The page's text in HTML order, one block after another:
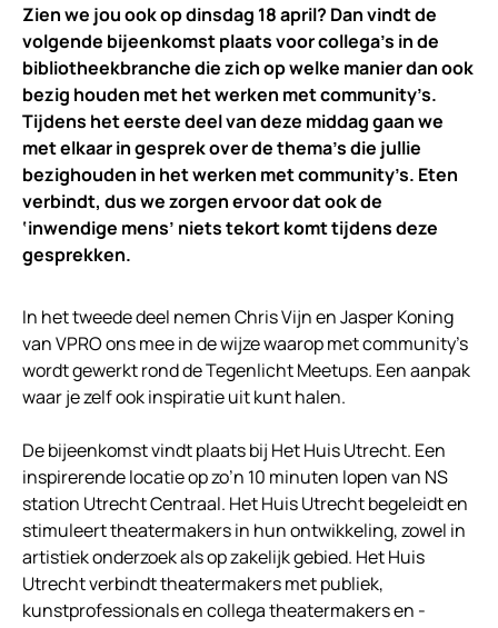
Zien we jou ook op dinsdag 18 april? Dan vindt de
volgende bijeenkomst plaats voor collega’s in de
bibliotheekbranche die zich op welke manier dan ook
bezig houden met het werken met community’s.
Tijdens het eerste deel van deze middag gaan we
met elkaar in gesprek over de thema’s die jullie
bezighouden in het werken met community’s. Eten
verbindt, dus we zorgen ervoor dat ook de
‘inwendige mens’ niets tekort komt tijdens deze
gesprekken.
In het tweede deel nemen Chris Vijn en Jasper Koning
van VPRO ons mee in de wijze waarop met community’s
wordt gewerkt rond de Tegenlicht Meetups. Een aanpak
waar je zelf ook inspiratie uit kunt halen.
De bijeenkomst vindt plaats bij Het Huis Utrecht. Een
inspirerende locatie op zo’n 10 minuten lopen van NS
station Utrecht Centraal. Het Huis Utrecht begeleidt en
stimuleert theatermakers in hun ontwikkeling, zowel in
artistiek onderzoek als op zakelijk gebied. Het Huis
Utrecht verbindt theatermakers met publiek,
kunstprofessionals en collega theatermakers en -